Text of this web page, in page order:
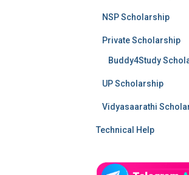
NSP Scholarship
Private Scholarship
Buddy4Study
UP Scholarship
Vidyasaarathi
Technical Help